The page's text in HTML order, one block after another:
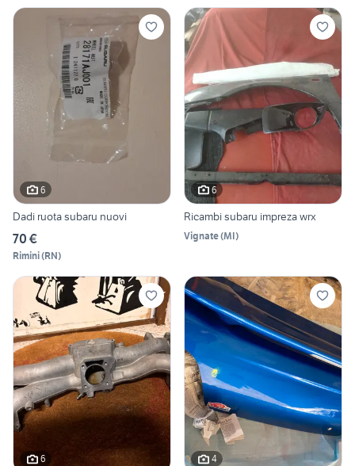
6
Dadi ruota subaru nuovi
70 €
Rimini(RN)
6
Ricambi subaru impreza wrx
Vignate(MI)
6 4